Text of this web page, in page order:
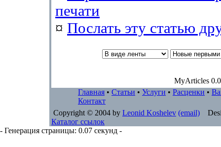
печати
¤ Послать эту cтатью
MyArticles
Главная • Статьи • Услуги • Расценки •
Контакт
Copyright © 2004 by Leonid Koshelev (email)
Каталог ссылок
- Генерация страницы: 0.07 секунд -